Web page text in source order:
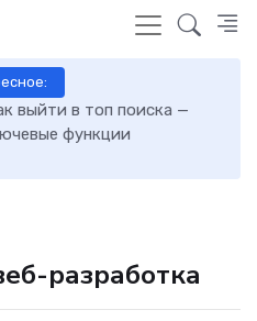
выйти в топ поиска —
функции
разработка